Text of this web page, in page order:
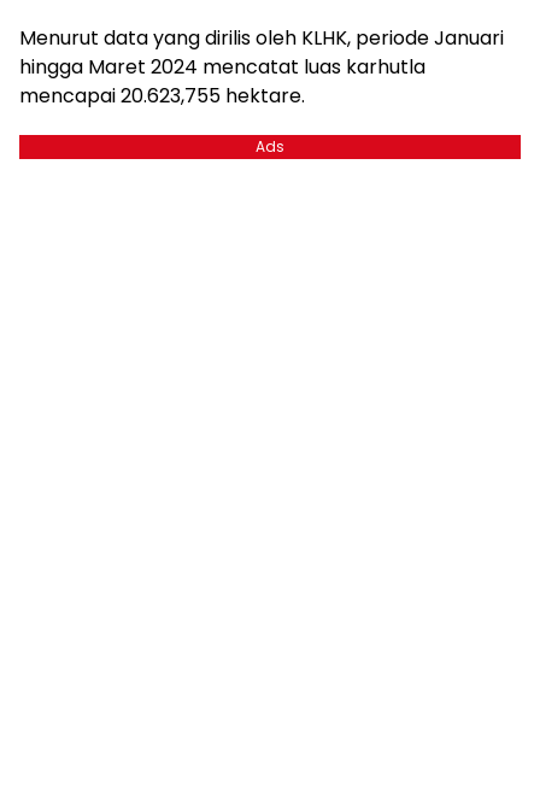
Menurut data yang dirilis oleh KLHK, periode Januari
hingga Maret 2024 mencatat luas karhutla
mencapai 20.623,755 hektare.
Ads